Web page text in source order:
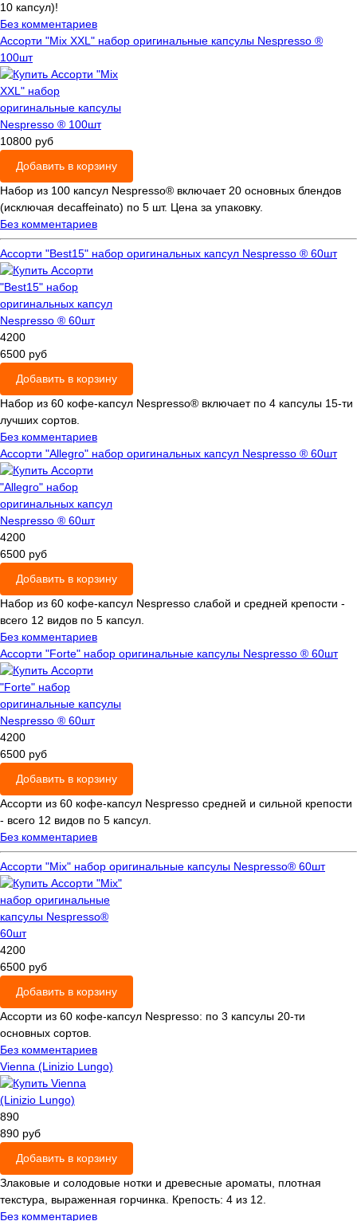
10 капсул)!
Без комментариев
Ассорти "Mix XXL" набор оригинальные капсулы Nespresso ®
100шт
10800 руб
Добавить в корзину
Набор из 100 капсул Nespresso® включает 20 основных блендов
(исключая decaffeinato) по 5 шт. Цена за упаковку.
Без комментариев
Ассорти "Best15" набор оригинальных капсул Nespresso ® 60шт
4200
6500 руб
Добавить в корзину
Набор из 60 кофе-капсул Nespresso® включает по 4 капсулы 15-ти
лучших сортов.
Без комментариев
Ассорти "Allegro" набор оригинальных капсул Nespresso ® 60шт
4200
6500 руб
Добавить в корзину
Набор из 60 кофе-капсул Nespresso слабой и средней крепости -
всего 12 видов по 5 капсул.
Без комментариев
Ассорти "Forte" набор оригинальные капсулы Nespresso ® 60шт
4200
6500 руб
Добавить в корзину
Ассорти из 60 кофе-капсул Nespresso средней и сильной крепости
- всего 12 видов по 5 капсул.
Без комментариев
Ассорти "Mix" набор оригинальные капсулы Nespresso® 60шт
4200
6500 руб
Добавить в корзину
Ассорти из 60 кофе-капсул Nespresso: по 3 капсулы 20-ти
основных сортов.
Без комментариев
Vienna (Liniziо Lungo)
890
890 руб
Добавить в корзину
Злаковые и солодовые нотки и древесные ароматы, плотная
текстура, выраженная горчинка. Крепость: 4 из 12.
Без комментариев